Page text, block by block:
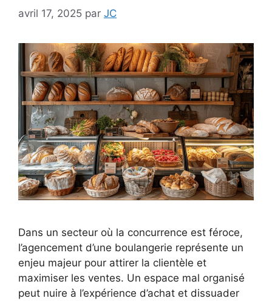
avril 17, 2025 par JC
Dans un secteur où la concurrence est féroce,
l’agencement d’une boulangerie représente un
enjeu majeur pour attirer la clientèle et
maximiser les ventes. Un espace mal organisé
peut nuire à l’expérience d’achat et dissuader